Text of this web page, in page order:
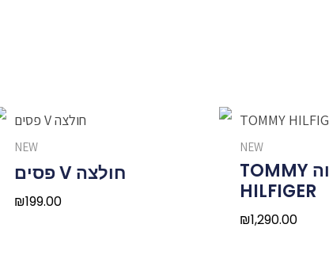
NEW
מגף גבוה TOMMY
HILFIGER
₪1,290.00
NEW
חולצה V פסים
₪199.00